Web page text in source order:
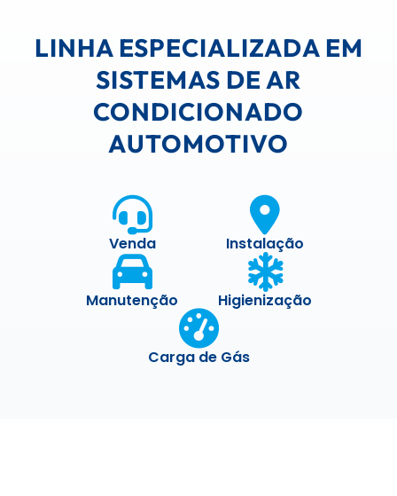
LINHA ESPECIALIZADA EM
SISTEMAS DE AR
CONDICIONADO
AUTOMOTIVO
Venda Instalação
Manutenção Higienização
Carga de Gás